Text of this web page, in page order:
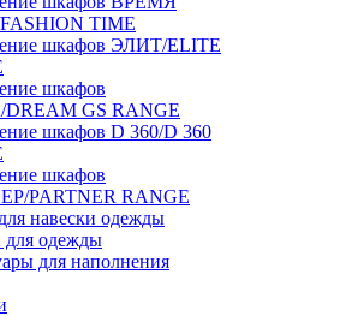
TIME
шкафов ЭЛИТ/ELITE
шкафов
GS RANGE
шкафов D 360/D 360
шкафов
PARTNER RANGE
навески одежды
одежды
для наполнения